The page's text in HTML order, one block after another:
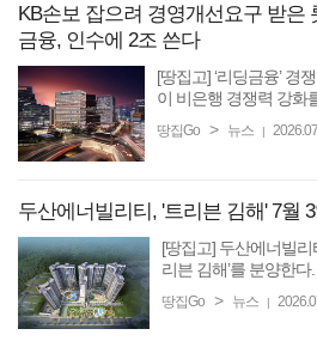
KB손보 잡으려 경영개선요구 받
금융, 인수에 2조 쓴다
[땅집고] ‘리딩금융’ 경
이 비은행 경쟁력 강화
자산 비율을 나타낸 롯
땅집Go > 뉴스 |
두산에너빌리티, '트리븐 김해' 7월
[땅집고] 두산에너빌리
리븐 김해’를 분양한다
는 한일자동차학원이
땅집Go > 뉴스 |